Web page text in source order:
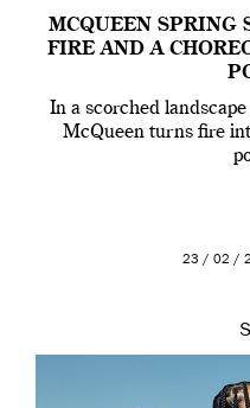
MCQUEEN SPRING
FIRE AND A
In a scorched
McQueen turns fire
23 / 02 /